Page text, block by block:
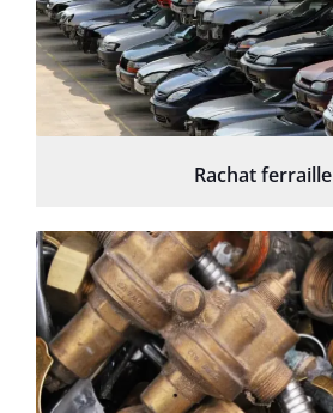
Rachat ferraille